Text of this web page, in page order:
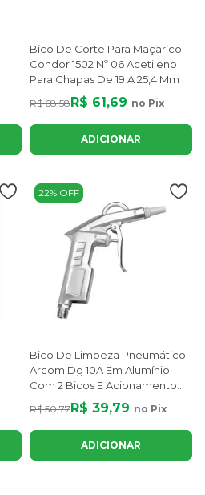
Bico De Corte Para Maçarico
Condor 1502 Nº 06 Acetileno
Para Chapas De 19 A 25,4 Mm
R$ 68,58R$ 61,69 no Pix
ADICIONAR
22% OFF
Bico De Limpeza Pneumático
Arcom Dg 10A Em Alumínio
Com 2 Bicos E Acionamento
Por Gatilho
R$ 50,77R$ 39,79 no Pix
ADICIONAR